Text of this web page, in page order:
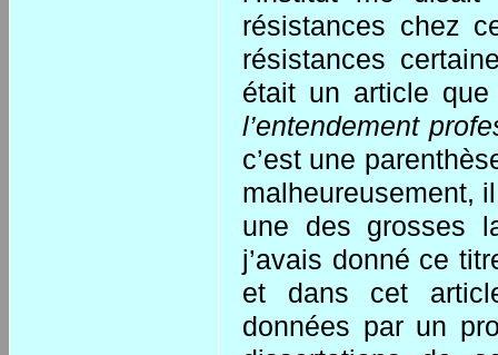
résistances chez
résistances
était un article
l’entendement
c’est une
malheureusement,
une des grosses
j’avais donné ce
et dans cet
données par un